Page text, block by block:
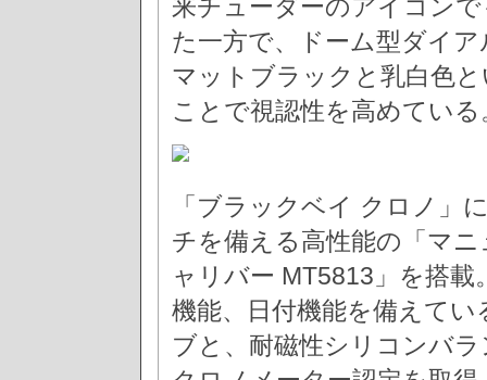
来チューダーのアイコン
た一方で、ドーム型ダイ
マットブラックと乳白色
ことで視認性を高めている
「ブラックベイ クロノ」
チを備える高性能の「マ
ャリバー MT5813」を搭
機能、日付機能を備えて
ブと、耐磁性シリコンバ